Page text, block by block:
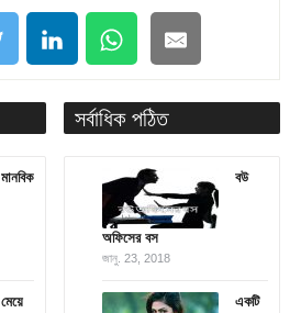
মানবিক
মেয়ে
সর্বাধিক পঠিত
বউ
অফিসের বস
জানু. 23, 2018
একটি